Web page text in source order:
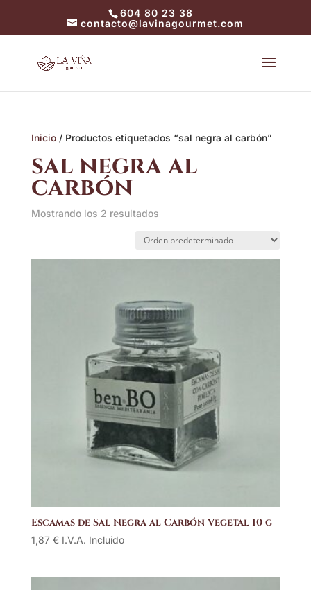
604 80 23 38
contacto@lavinagourmet.com
Inicio/ Productos etiquetados “sal negra al carbón”
sal negra al
carbón
Mostrando los 2 resultados
Escamas de Sal Negra al Carbón Vegetal 10 g
1,87 € I.V.A. Incluido